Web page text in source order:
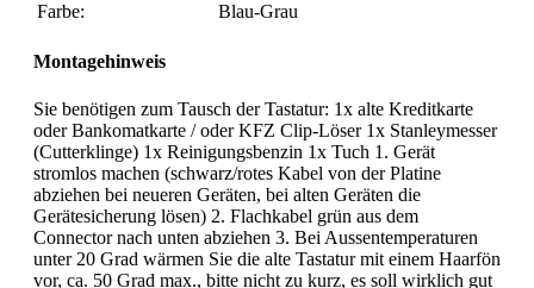
Farbe:
Blau-Grau
Montagehinweis
Sie benötigen zum Tausch der Tastatur: 1x alte Kreditkarte
oder Bankomatkarte / oder KFZ Clip-Löser 1x Stanleymesser
(Cutterklinge) 1x Reinigungsbenzin 1x Tuch 1. Gerät
stromlos machen (schwarz/rotes Kabel von der Platine
abziehen bei neueren Geräten, bei alten Geräten die
Gerätesicherung lösen) 2. Flachkabel grün aus dem
Connector nach unten abziehen 3. Bei Aussentemperaturen
unter 20 Grad wärmen Sie die alte Tastatur mit einem Haarfön
vor, ca. 50 Grad max., bitte nicht zu kurz, es soll wirklich gut